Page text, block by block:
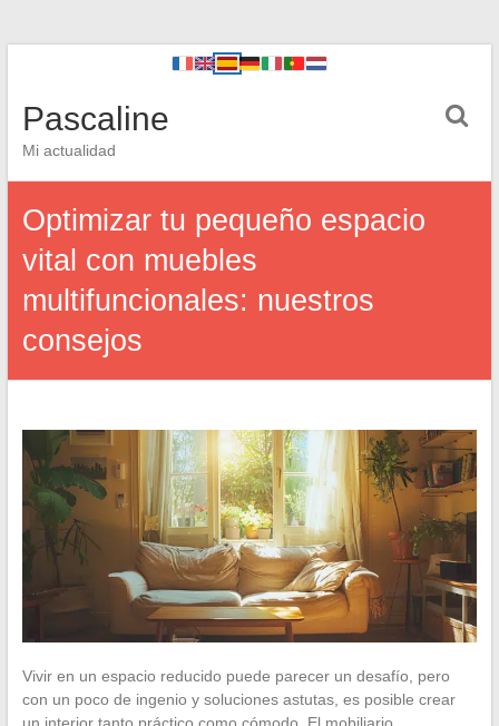
Pascaline
Mi actualidad
Optimizar tu pequeño espacio
vital con muebles
multifuncionales: nuestros
consejos
Vivir en un espacio reducido puede parecer un desafío, pero
con un poco de ingenio y soluciones astutas, es posible crear